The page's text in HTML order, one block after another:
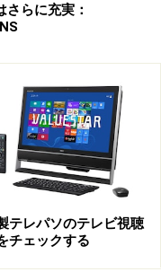
いて紹介する。
内容をご確認くださ
次のページへ
さらに充実：
テレパソのテレビ視聴
チェックする